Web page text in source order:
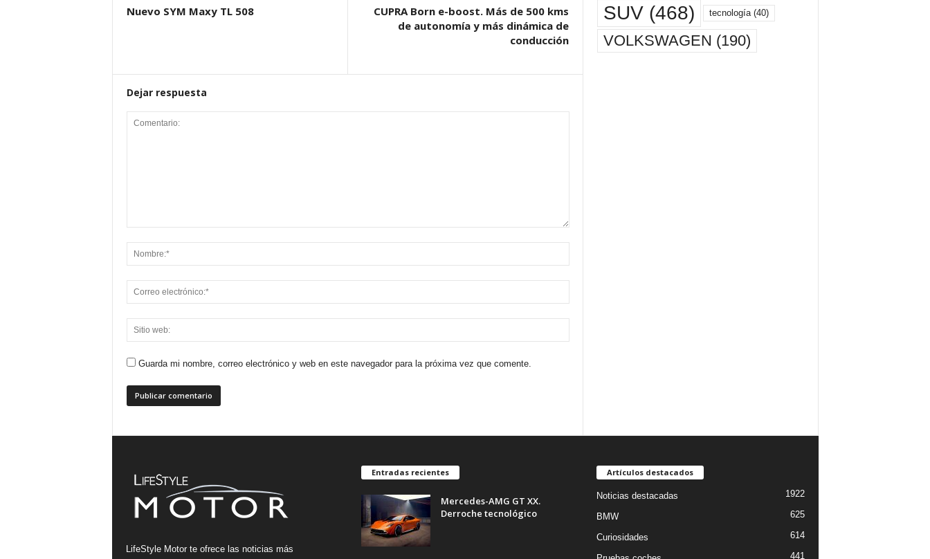
Nuevo SYM Maxy TL 508
CUPRA Born e-boost. Más de 500 kms
de autonomía y más dinámica de
conducción
Dejar respuesta
Guarda mi nombre, correo electrónico y web en este navegador para la próxima vez que comente.
SUV(468) tecnología(40)
VOLKSWAGEN (190)
LifeStyle Motor te ofrece las noticias más
Entradas recientes
Mercedes-AMG GT XX.
Derroche tecnológico
Artículos destacados
Noticias destacadas 1922
BMW 625
Curiosidades 614
441